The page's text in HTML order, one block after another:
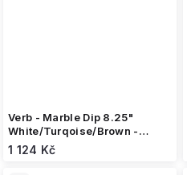
Verb - Marble Dip 8.25"
White/Turqoise/Brown -
deska
1 124 Kč